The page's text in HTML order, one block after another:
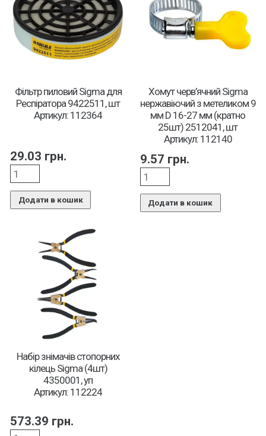
Фільтр пиловий Sigma для
Респіратора 9422511, шт
Артикул: 112364
29.03 грн.
Додати в кошик
Хомут черв’ячний Sigma
нержавіючий з метеликом 9
мм D 16-27 мм (кратно
25шт) 2512041, шт
Артикул: 112140
9.57 грн.
Додати в кошик
Набір знімачів стопорних
кілець Sigma (4шт)
4350001, уп
Артикул: 112224
573.39 грн.